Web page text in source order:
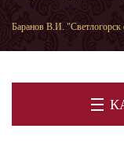
Баранов В.И. "Светлогорск